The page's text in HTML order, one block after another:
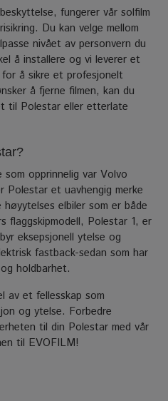
fungerer vår solfilm
Du kan velge mellom
nivået av personvern du
å installere og vi leverer et
å sikre et profesjonelt
å fjerne filmen, kan du
til Polestar eller etterlate
opprinnelig var Volvo
Polestar et uavhengig merke
elbiler som er både
flaggskipmodell, Polestar 1, er
eksepsjonell ytelse og
fastback-sedan som har
holdbarhet.
av et fellesskap som
og ytelse. Forbedre
til din Polestar med vår
til EVOFILM!